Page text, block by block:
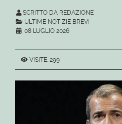
SCRITTO DA REDAZIONE
ULTIME NOTIZIE BREVI
08 LUGLIO 2026
VISITE: 299